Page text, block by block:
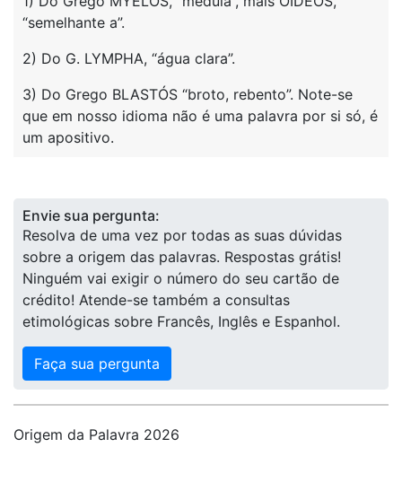
“semelhante a”.
2) Do G. LYMPHA, “água clara”.
3) Do Grego BLASTÓS “broto, rebento”. Note-se
que em nosso idioma não é uma palavra por si só, é
um apositivo.
Envie sua pergunta:
Resolva de uma vez por todas as suas dúvidas
sobre a origem das palavras. Respostas grátis!
Ninguém vai exigir o número do seu cartão de
crédito! Atende-se também a consultas
etimológicas sobre Francês, Inglês e Espanhol.
Faça sua pergunta
Origem da Palavra 2026